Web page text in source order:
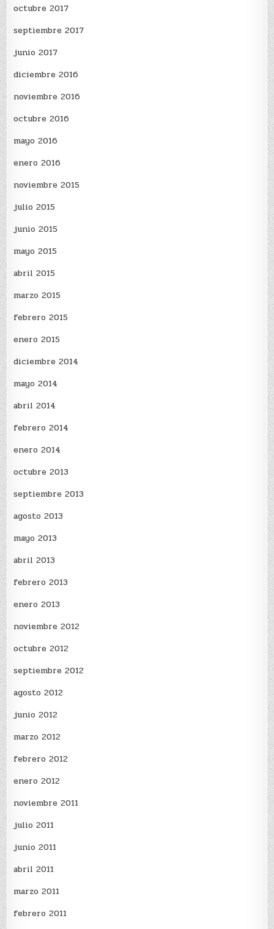
octubre 2017
septiembre 2017
junio 2017
diciembre 2016
noviembre 2016
octubre 2016
mayo 2016
enero 2016
noviembre 2015
julio 2015
junio 2015
mayo 2015
abril 2015
marzo 2015
febrero 2015
enero 2015
diciembre 2014
mayo 2014
abril 2014
febrero 2014
enero 2014
octubre 2013
septiembre 2013
agosto 2013
mayo 2013
abril 2013
febrero 2013
enero 2013
noviembre 2012
octubre 2012
septiembre 2012
agosto 2012
junio 2012
marzo 2012
febrero 2012
enero 2012
noviembre 2011
julio 2011
junio 2011
abril 2011
marzo 2011
febrero 2011